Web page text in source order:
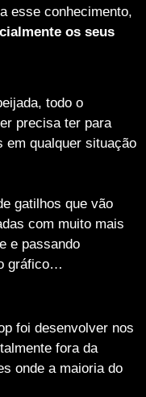
esse conhecimento,
os seus
todo o
precisa ter para
em qualquer situação
gatilhos que vão
com muito mais
e passando
gráfico…
foi desenvolver nos
fora da
onde a maioria do